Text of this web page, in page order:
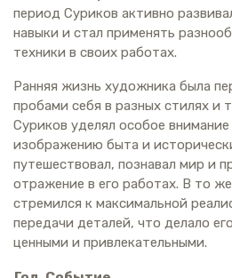
период Суриков активно
навыки и стал применять
техники в своих работах.
Ранняя жизнь художника была
пробами себя в разных стилях и
Суриков уделял особое
изображению быта и
путешествовал, познавал мир и
отражение в его работах. В то
стремился к максимальной
передачи деталей, что делало
ценными и привлекательными.